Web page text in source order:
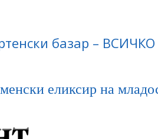
базар –
еликсир на